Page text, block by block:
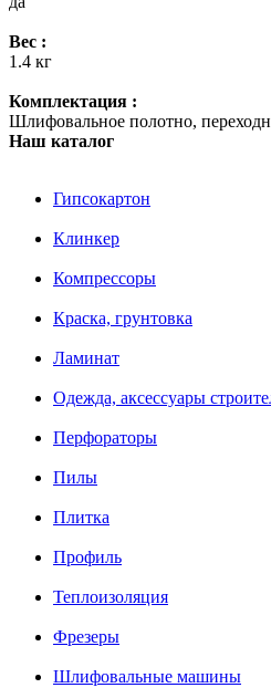
Вес :
1.4 кг
Комплектация :
Шлифовальное полотно,
Наш каталог
Гипсокартон
Клинкер
Компрессоры
Краска, грунтовка
Ламинат
Одежда, аксессуары
Перфораторы
Пилы
Плитка
Профиль
Теплоизоляция
Фрезеры
Шлифовальные машины